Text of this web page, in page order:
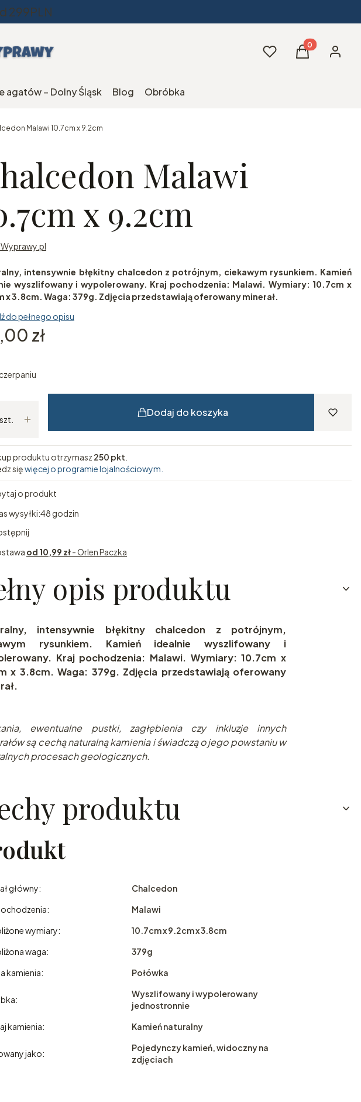
299PLN
UlubioneProdukty w
Koszyk
– Dolny Śląsk Blog Obróbka
Malawi 10.7cm x 9.2cm
Malawi
x 9.2cm
intensywnie błękitny chalcedon z potrójnym, ciekawym rysunkiem. Kamień
wyszlifowany i wypolerowany. Kraj pochodzenia: Malawi. Wymiary: 10.7cm x
x 3.8cm. Waga: 379g. Zdjęcia przedstawiają oferowany minerał.
do pełnego opisu
zł
szt.
Dodaj do koszyka
produktu otrzymasz 250 pkt
sięwięcej o programie lojalnościowym.
o produkt
wysyłki:48 godzin
od 10,99 zł- Orlen Paczka
opis produktu
intensywnie błękitny chalcedon z potrójnym,
rysunkiem. Kamień idealnie wyszlifowany i
Kraj pochodzenia: Malawi. Wymiary: 10.7cm x
x 3.8cm. Waga: 379g. Zdjęcia przedstawiają oferowany
ewentualne pustki, zagłębienia czy inkluzje innych
są cechą naturalną kamienia i świadczą o jego powstaniu w
procesach geologicznych.
produktu
główny:
Chalcedon
Malawi
wymiary:
10.7cm x 9.2cm x 3.8cm
waga:
379g
kamienia:
Połówka
Wyszlifowany i wypolerowany
jednostronnie
kamienia:
Kamień naturalny
jako:
Pojedynczy kamień, widoczny na
zdjęciach